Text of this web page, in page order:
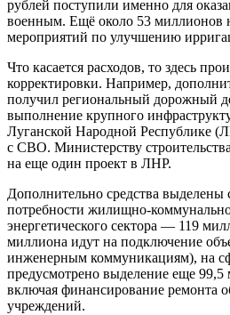
рублей поступили именно для
военным. Ещё около 53 миллионов
мероприятий по улучшению
Что касается расходов, то здесь
корректировки. Например,
получил региональный дорожный
выполнение крупного
Луганской Народной Республике
с СВО. Министерству
на еще один проект в ЛНР.
Дополнительно средства
потребности жилищно-
энергетического сектора — 119
миллиона идут на подключение
инженерным коммуникациям), на
предусмотрено выделение еще 99,5
включая финансирование ремонта
учреждений.